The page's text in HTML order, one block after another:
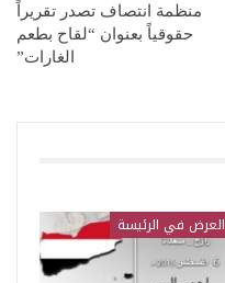
منظمة انتصاف تصدر تقريراً
حقوقياً بعنوان “لقاح بطعم
الغارات”
العرض في الرئيسة